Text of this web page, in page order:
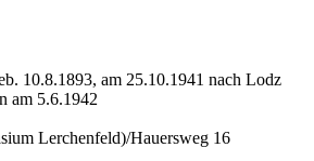
10.8.1893, am 25.10.1941 nach Lodz
am 5.6.1942
Lerchenfeld)/Hauersweg 16